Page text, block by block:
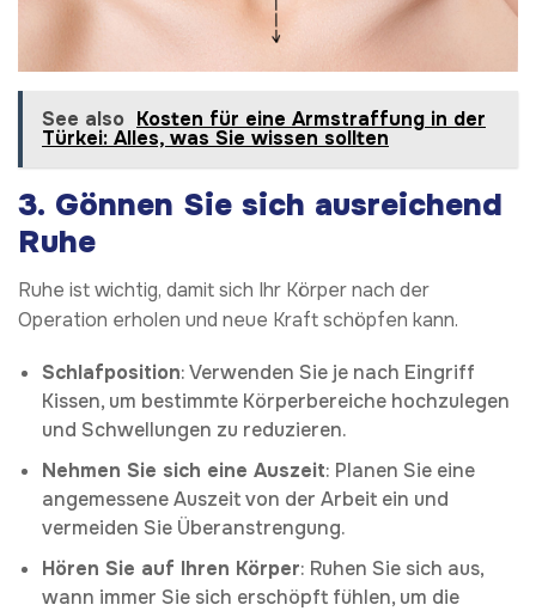
See also Kosten für eine Armstraffung in der
Türkei: Alles, was Sie wissen sollten
3. Gönnen Sie sich ausreichend
Ruhe
Ruhe ist wichtig, damit sich Ihr Körper nach der
Operation erholen und neue Kraft schöpfen kann.
Schlafposition: Verwenden Sie je nach Eingriff
Kissen, um bestimmte Körperbereiche hochzulegen
und Schwellungen zu reduzieren.
Nehmen Sie sich eine Auszeit: Planen Sie eine
angemessene Auszeit von der Arbeit ein und
vermeiden Sie Überanstrengung.
Hören Sie auf Ihren Körper: Ruhen Sie sich aus,
wann immer Sie sich erschöpft fühlen, um die